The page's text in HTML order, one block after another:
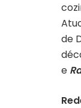
de
e